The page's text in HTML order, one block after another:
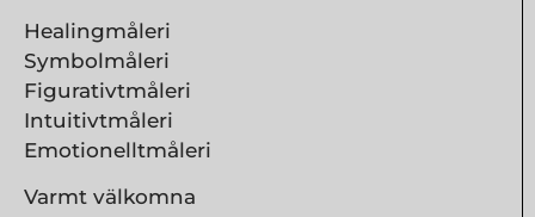
Healingmåleri
Symbolmåleri
Figurativtmåleri
Intuitivtmåleri
Emotionelltmåleri
Varmt välkomna